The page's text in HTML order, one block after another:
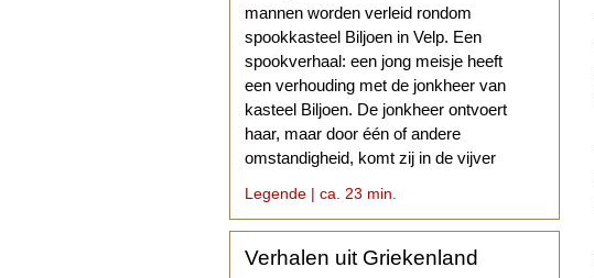
mannen worden verleid rondom
spookkasteel Biljoen in Velp. Een
spookverhaal: een jong meisje heeft
een verhouding met de jonkheer van
kasteel Biljoen. De jonkheer ontvoert
haar, maar door één of andere
omstandigheid, komt zij in de vijver
Legende | ca. 23 min.
Verhalen uit Griekenland